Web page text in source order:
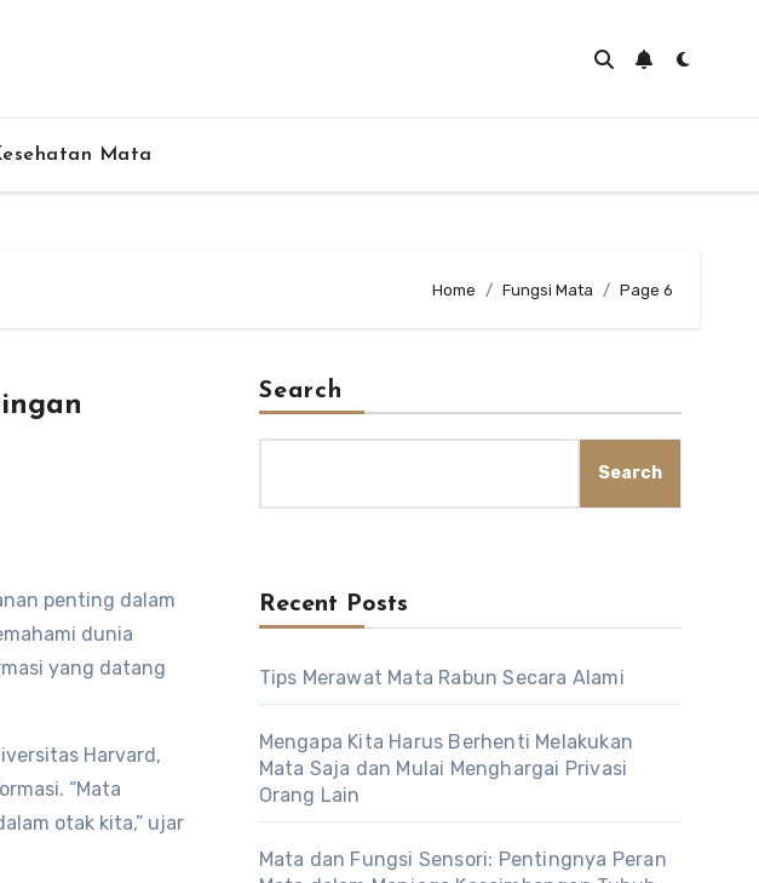
Mata
Home Fungsi Mata Page 6
penting dalam
dunia
yang datang
Harvard,
“Mata
otak kita,” ujar
Search
Search
Recent Posts
Tips Merawat Mata Rabun Secara Alami
Mengapa Kita Harus Berhenti Melakukan
Mata Saja dan Mulai Menghargai Privasi
Orang Lain
Mata dan Fungsi Sensori: Pentingnya Peran